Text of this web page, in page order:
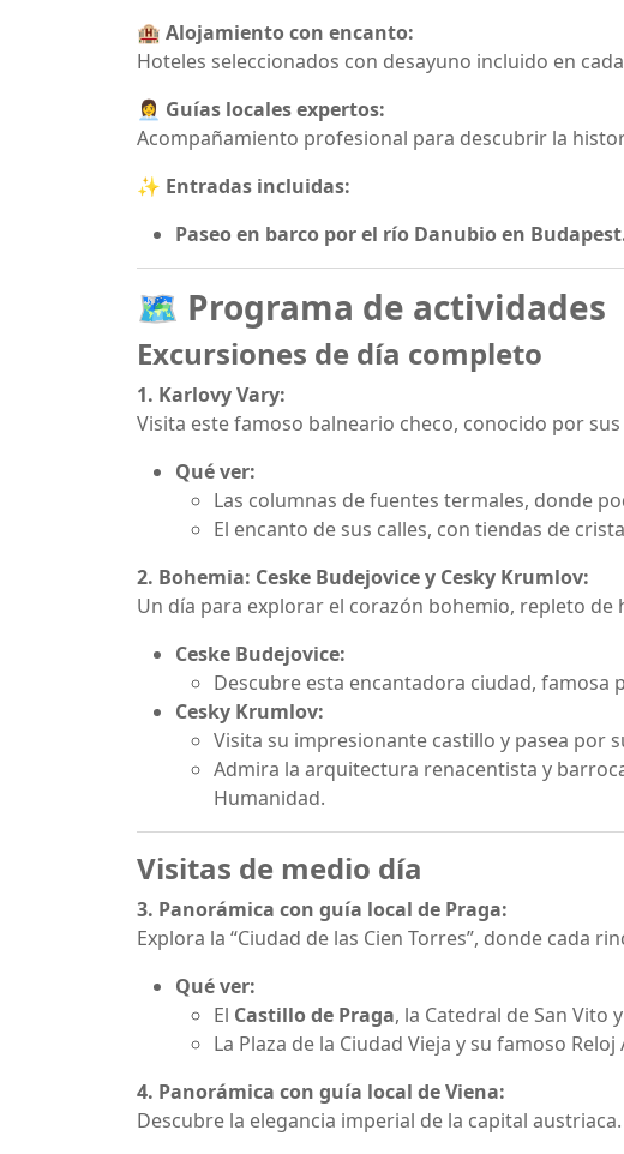
🏨 Alojamiento con encanto:
Hoteles seleccionados con desayuno incluido en
👩‍💼 Guías locales expertos:
Acompañamiento profesional para descubrir la
✨ Entradas incluidas:
Paseo en barco por el río Danubio en
🗺️ Programa de actividades
Excursiones de día completo
1. Karlovy Vary:
Visita este famoso balneario checo, conocido por
Qué ver:
Las columnas de fuentes termales, donde
El encanto de sus calles, con tiendas de
2. Bohemia: Ceske Budejovice y Cesky Krumlov:
Un día para explorar el corazón bohemio, repleto de
Ceske Budejovice:
Descubre esta encantadora ciudad, famosa
Cesky Krumlov:
Visita su impresionante castillo y pasea por
Admira la arquitectura renacentista y
Humanidad.
Visitas de medio día
3. Panorámica con guía local de Praga:
Explora la “Ciudad de las Cien Torres”, donde cada
Qué ver:
El Castillo de Praga, la Catedral de San Vito
La Plaza de la Ciudad Vieja y su famoso
4. Panorámica con guía local de Viena:
Descubre la elegancia imperial de la capital austriaca.